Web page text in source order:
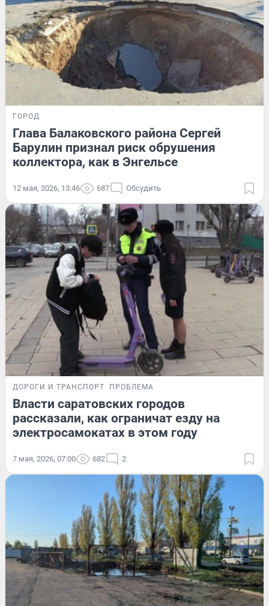
ГОРОД
Глава Балаковского района Сергей
Барулин признал риск обрушения
коллектора, как в Энгельсе
12 мая, 2026, 13:46 687 Обсудить
ДОРОГИ И ТРАНСПОРТ ПРОБЛЕМА
Власти саратовских городов
рассказали, как ограничат езду на
электросамокатах в этом году
7 мая, 2026, 07:00 682 2